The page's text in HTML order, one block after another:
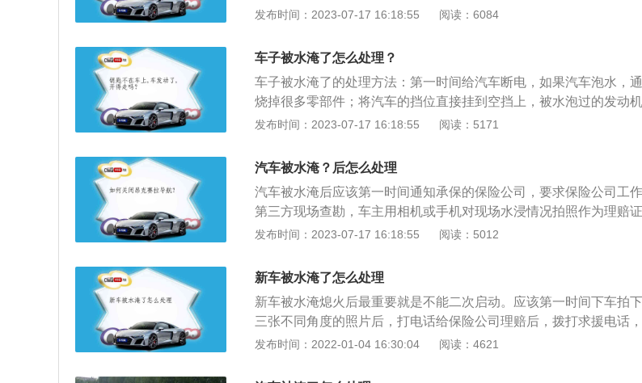
险公司面对大量水淹车案件时，往往并不能及时赶到现场处理，可以
拖车到来前，最好能第一时间断开车辆电池电源，通常拆卸电池的负
变速箱档位选择空档位置。以免造成拖车过程中的误操作起动，扩大
失。这一点非常关健，因为往往拖车在拖车时，需要将车辆的方向
机械销止机构，但在解开的同时，会接通电器的电源开关，给车辆
3、车主可以要求保险公司予以拖车援助，很多保险公司都有免费救
码作为车主做到及时对车辆实施正确救援，避免车辆长时间在积水中“
如果因为长时间在积水中“浸泡”而导致电子元件受损，在理赔时车
救不及时而被拒赔。
发布时间：2023-07-17 16:18:55 阅读：6084
车子被水淹了怎么处理？
车子被水淹了的处理方法：第一时间给汽车断电，如果汽车泡水，
烧掉很多零部件；将汽车的挡位直接挂到空挡上，被水泡过的发动
启动的，如果强行启动会对发动机的损伤非常大；联系4s店或者是联
过，提醒工作人员维修的时候也不要启动并且写在维修工单上，确认
动；尽早让保险公司来核定损失，并协助维修人员给车子进行拍照留
发布时间：2023-07-17 16:18:55 阅读：5171
汽车被水淹？后怎么处理
汽车被水淹后应该第一时间通知承保的保险公司，要求保险公司工
第三方现场查勘，车主用相机或手机对现场水浸情况拍照作为理赔
辆在行驶过程中涉水了，出现进水熄火情况，这时需要先保持冷静并
公司会予以不受理赔处理，然后尽快把电瓶负极线拆下来，以免车上
因进水而发生短路，再把车辆移至安全地点，尽量使车辆前高后低，
入排气管中的水流出，避免损坏三元催化转换器及消声器。
发布时间：2023-07-17 16:18:55 阅读：5012
新车被水淹了怎么处理
新车被水淹熄火后最重要就是不能二次启动。应该第一时间下车拍
三张不同角度的照片后，打电话给保险公司理赔后，拨打求援电话
维修店进行维修。为什么新车被水淹之后不能二次启动，因为在车主
这种情况应该第一时间拍下现场被水淹的情况还有泡在水里的车牌号
发布时间：2022-01-04 16:30:04 阅读：4621